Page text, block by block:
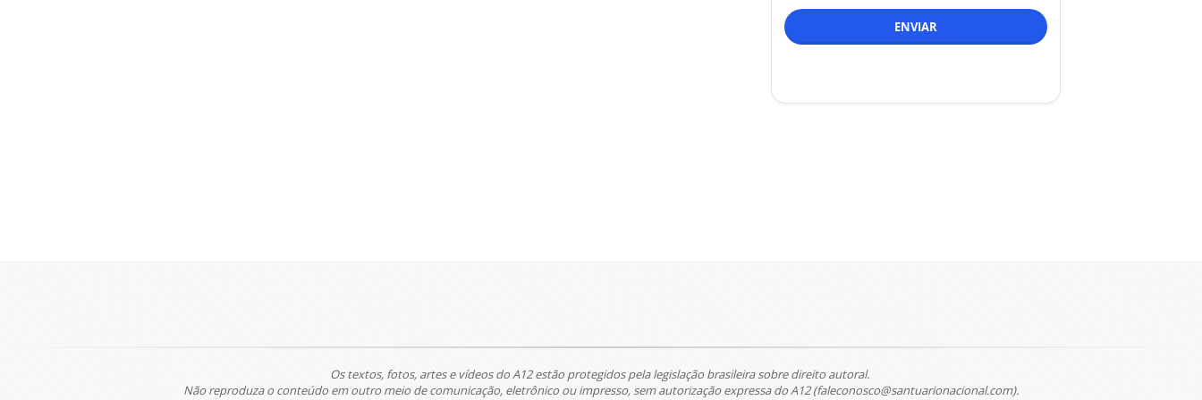
ENVIAR
Os textos, fotos, artes e vídeos do A12 estão protegidos pela legislação brasileira sobre direito autoral.
Não reproduza o conteúdo em outro meio de comunicação, eletrônico ou impresso, sem autorização expressa do A12 (faleconosco@santuarionacional.com).